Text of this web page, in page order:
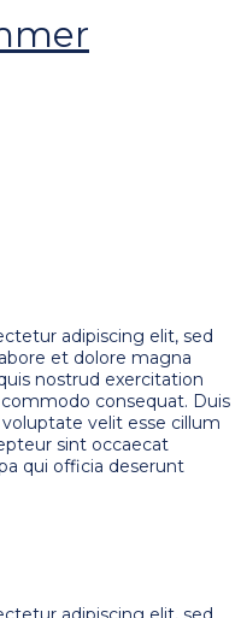
adipiscing elit, sed
et dolore magna
nostrud exercitation
consequat. Duis
velit esse cillum
sint occaecat
qui officia deserunt